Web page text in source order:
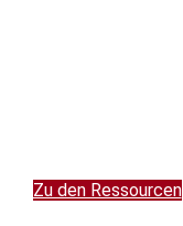
Zu den Ressourcen